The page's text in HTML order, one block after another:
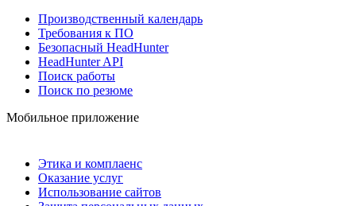
Производственный календарь
Требования к ПО
Безопасный HeadHunter
HeadHunter API
Поиск работы
Поиск по резюме
Мобильное приложение
Этика и комплаенс
Оказание услуг
Использование сайтов